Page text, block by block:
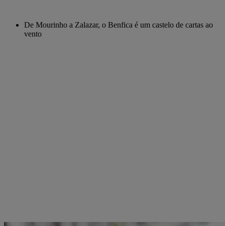
De Mourinho a Zalazar, o Benfica é um castelo de cartas ao
vento